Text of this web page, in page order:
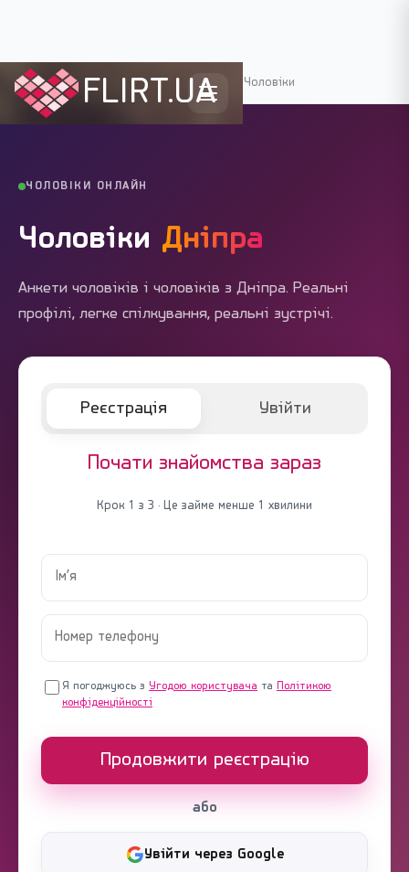
FLIRT.UA
Flirt.ua › Міста України Дніпро Чоловіки
ЧОЛОВІКИ ОНЛАЙН
Чоловіки Дніпра
Анкети чоловіків і чоловіків з Дніпра. Реальні
профілі, легке спілкування, реальні зустрічі.
Реєстрація Увійти
Почати знайомства зараз
Крок 1 з 3 · Це займе менше 1 хвилини
Я погоджуюсь з Угодою користувача та Політикою
конфіденційності
Продовжити реєстрацію
або
Увійти через Google